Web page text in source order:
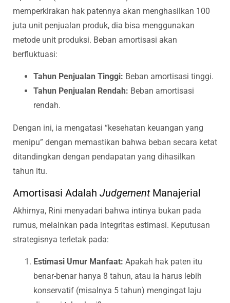
memperkirakan hak patennya akan menghasilkan 100
juta unit penjualan produk, dia bisa menggunakan
metode unit produksi. Beban amortisasi akan
berfluktuasi:
Tahun Penjualan Tinggi: Beban amortisasi tinggi.
Tahun Penjualan Rendah: Beban amortisasi
rendah.
Dengan ini, ia mengatasi “kesehatan keuangan yang
menipu” dengan memastikan bahwa beban secara ketat
ditandingkan dengan pendapatan yang dihasilkan
tahun itu.
Amortisasi Adalah JudgementManajerial
Akhirnya, Rini menyadari bahwa intinya bukan pada
rumus, melainkan pada integritas estimasi. Keputusan
strategisnya terletak pada:
Estimasi Umur Manfaat: Apakah hak paten itu
benar-benar hanya 8 tahun, atau ia harus lebih
konservatif (misalnya 5 tahun) mengingat laju